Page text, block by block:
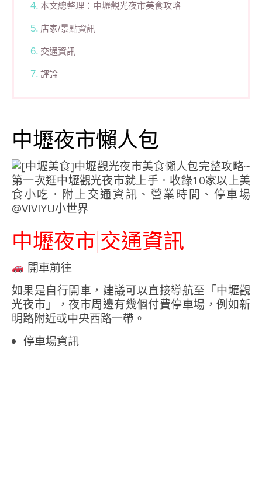
本文總整理：中壢觀光夜市美食攻略
店家/景點資訊
交通資訊
評論
中壢夜市懶人包
中壢夜市|交通資訊
開車前往
如果是自行開車，建議可以直接導航至「中壢觀
光夜市 」，夜市周邊有幾個付費停車場，例如新
明路附近或中央西路一帶。
停車場資訊